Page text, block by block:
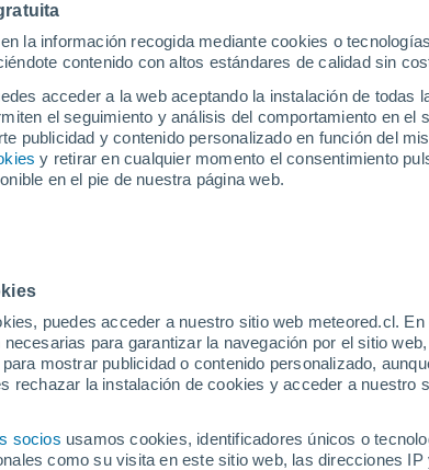
la información recogida mediante cookies o
contenido con altos estándares de calidad sin
acceder a la web aceptando la instalación de todas
el seguimiento y análisis del comportamiento en el
publicidad y contenido personalizado en función del
y retirar en cualquier momento el consentimiento
en el pie de nuestra página web.
puedes acceder a nuestro sitio web meteored.cl.
para garantizar la navegación por el sitio
mostrar publicidad o contenido personalizado,
rechazar la instalación de cookies y acceder a nuestro
socios usamos cookies, identificadores únicos o
como su visita en este sitio web, las direcciones
Lopes
-62 artículos
máster en Geografía(con una nota media de 20). Es
Global y Sistemas Naturales por la
del Laboratorio de Paisajes, Patrimonio y Territorio
Barcelona). En los últimos años ha aplicado algunos
las principales revistas internacionales indexadas enISI
Ha presentado un centenar de trabajos en
de la climatología, y ha obtenido 10 premios por sus
y Recreación y es revisor científico de algunas revistas
por las cuestiones relacionadas con el tiempo, el
efectos.